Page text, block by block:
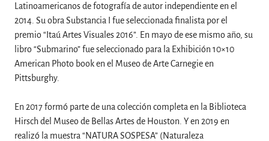
Latinoamericanos de fotografía de autor independiente en el
2014. Su obra Substancia I fue seleccionada finalista por el
premio “Itaú Artes Visuales 2016”. En mayo de ese mismo año, su
libro “Submarino” fue seleccionado para la Exhibición 10×10
American Photo book en el Museo de Arte Carnegie en
Pittsburghy.
En 2017 formó parte de una colección completa en la Biblioteca
Hirsch del Museo de Bellas Artes de Houston. Y en 2019 en
realizó la muestra “NATURA SOSPESA” (Naturaleza